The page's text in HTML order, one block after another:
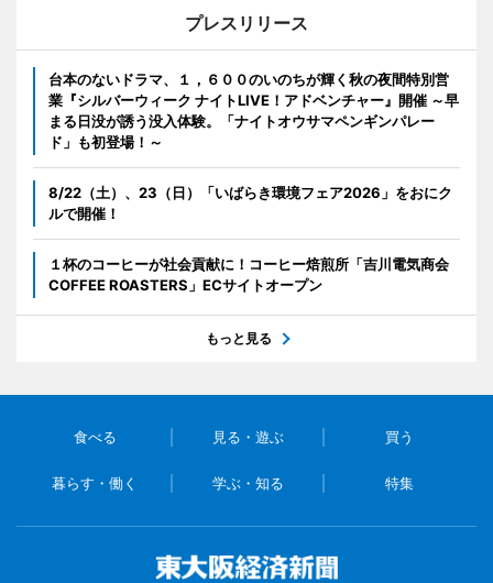
プレスリリース
台本のないドラマ、１，６００のいのちが輝く秋の夜間特別営
業『シルバーウィーク ナイトLIVE！アドベンチャー』開催 ～早
まる日没が誘う没入体験。「ナイトオウサマペンギンパレー
ド」も初登場！～
8/22（土）、23（日）「いばらき環境フェア2026」をおにク
ルで開催！
１杯のコーヒーが社会貢献に！コーヒー焙煎所「吉川電気商会
COFFEE ROASTERS」ECサイトオープン
もっと見る
食べる 見る・遊ぶ 買う
暮らす・働く 学ぶ・知る 特集